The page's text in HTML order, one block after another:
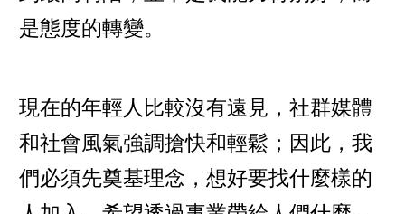
是態度的轉變。
現在的年輕人比較沒有遠見，社群媒體
和社會風氣強調搶快和輕鬆；因此，我
們必須先奠基理念，想好要找什麼樣的